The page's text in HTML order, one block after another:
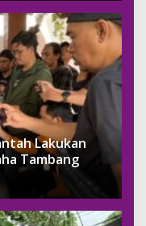
Lakukan
Tambang